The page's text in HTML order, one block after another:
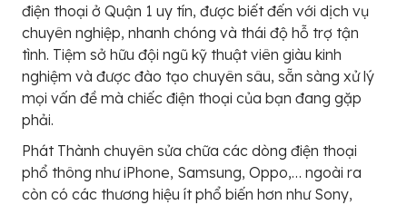
điện thoại ở Quận 1 uy tín, được biết đến với dịch vụ
chuyên nghiệp, nhanh chóng và thái độ hỗ trợ tận
tình. Tiệm sở hữu đội ngũ kỹ thuật viên giàu kinh
nghiệm và được đào tạo chuyên sâu, sẵn sàng xử lý
mọi vấn đề mà chiếc điện thoại của bạn đang gặp
phải.
Phát Thành chuyên sửa chữa các dòng điện thoại
phổ thông như iPhone, Samsung, Oppo,… ngoài ra
còn có các thương hiệu ít phổ biến hơn như Sony,